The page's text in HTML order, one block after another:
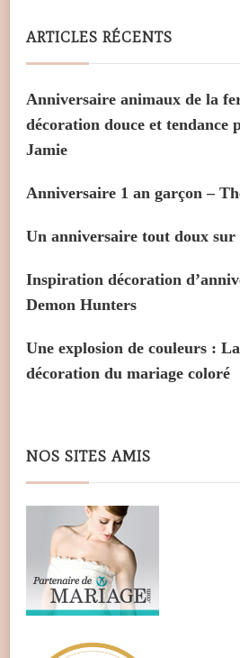
ARTICLES RÉCENTS
Anniversaire animaux de la
décoration douce et tendance
Jamie
Anniversaire 1 an garçon –
Un anniversaire tout doux sur
Inspiration décoration
Demon Hunters
Une explosion de couleurs :
décoration du mariage coloré
NOS SITES AMIS